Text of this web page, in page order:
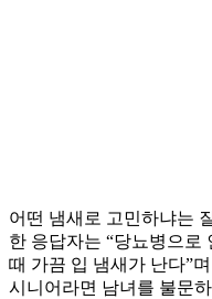
어떤 냄새로 고민하냐는
한 응답자는 “당뇨병으로
때 가끔 입 냄새가 난다”
시니어라면 남녀를 불문